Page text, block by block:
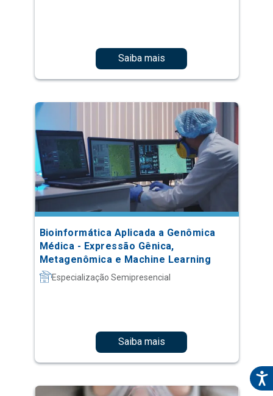
Saiba mais
Bioinformática Aplicada a Genômica
Médica - Expressão Gênica,
Metagenômica e Machine Learning
Especialização Semipresencial
Saiba mais